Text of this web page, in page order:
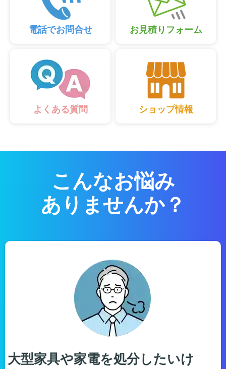
電話でお問合せ お見積りフォーム
よくある質問 ショップ情報
こんなお悩み
ありませんか？
大型家具や家電を処分したいけ